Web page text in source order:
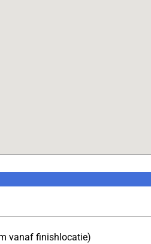
vanaf finishlocatie)